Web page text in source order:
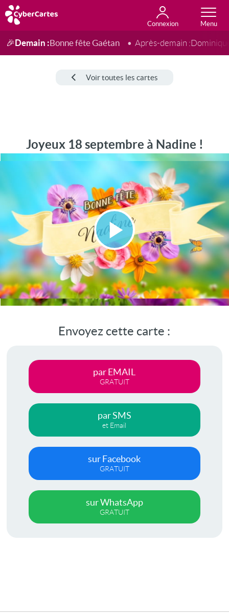
Connexion
Anniversaire
Fête du jour
Amour
Amitié
Merci
Toutes les cartes
🎉Demain :Bonne fête Gaétan Après-demain :
Voir toutes les cartes
Joyeux 18 septembre à Nadine !
Lire
la
vidéo
Envoyez cette carte :
par EMAIL
GRATUIT
par SMS
et Email
sur Facebook
GRATUIT
sur WhatsApp
GRATUIT